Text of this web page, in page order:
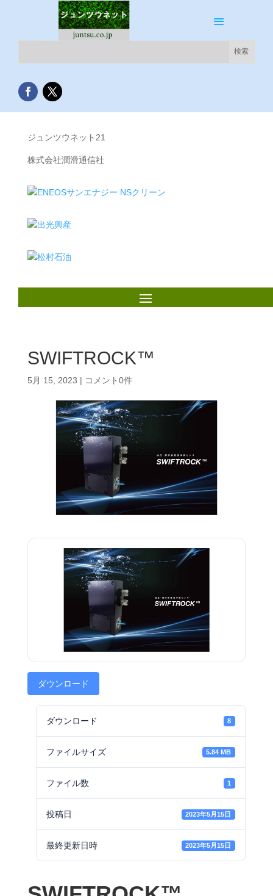
ジュンツウネット21
株式会社潤滑通信社
SWIFTROCK™
5月 15, 2023 | コメント0件
ダウンロード
ダウンロード 8
ファイルサイズ 5.84 MB
ファイル数 1
投稿日 2023年5月15日
最終更新日時 2023年5月15日